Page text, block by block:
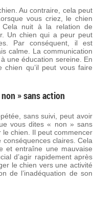
Au contraire, cela peut
vous criez, le chien
Cela nuit à la relation de
Un chien qui a peur peut
Par conséquent, il est
calme. La communication
une éducation sereine. En
qu’il peut vous faire
» sans action
sans suivi, peut avoir
vous dites « non » sans
le chien. Il peut commencer
conséquences claires. Cela
et entraîne une mauvaise
d’agir rapidement après
le chien vers une activité
de l’inadéquation de son